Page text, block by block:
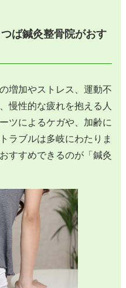
ば鍼灸整骨院がおす
増加やストレス、運動不
慢性的な疲れを抱える人
ツによるケガや、加齢に
ラブルは多岐にわたりま
すすめできるのが「鍼灸